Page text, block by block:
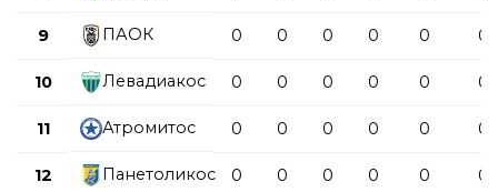
9 ПАОК 0 0 0 0 0 0
10 Левадиакос 0 0 0 0 0 0
11 Атромитос 0 0 0 0 0 0
12 Панетоликос 0 0 0 0 0 0